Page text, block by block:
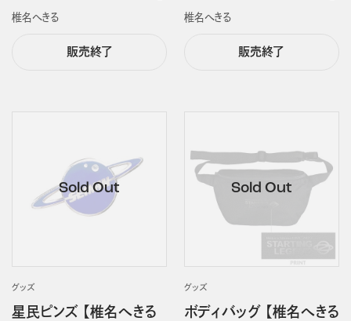
椎名へきる
販売終了
椎名へきる
販売終了
グッズ
星民ピンズ 【椎名へきる
グッズ
ボディバッグ 【椎名へきる